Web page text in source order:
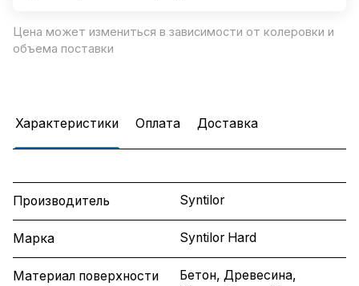
Цена может измениться в зависимости от колеровки и
объема поставки
Характеристики Оплата Доставка
Производитель Syntilor
Марка Syntilor Hard
Материал поверхности
Бетон, Древесина,